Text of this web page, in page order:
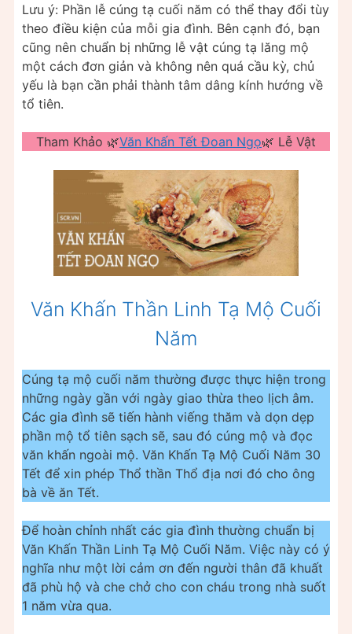
Lưu ý: Phần lễ cúng tạ cuối năm có thể thay đổi tùy
theo điều kiện của mỗi gia đình. Bên cạnh đó, bạn
cũng nên chuẩn bị những lễ vật cúng tạ lăng mộ
một cách đơn giản và không nên quá cầu kỳ, chủ
yếu là bạn cần phải thành tâm dâng kính hướng về
tổ tiên.
Tham Khảo 🌿Văn Khấn Tết Đoan Ngọ🌿 Lễ Vật
Văn Khấn Thần Linh Tạ Mộ Cuối
Năm
Cúng tạ mộ cuối năm thường được thực hiện trong
những ngày gần với ngày giao thừa theo lịch âm.
Các gia đình sẽ tiến hành viếng thăm và dọn dẹp
phần mộ tổ tiên sạch sẽ, sau đó cúng mộ và đọc
văn khấn ngoài mộ. Văn Khấn Tạ Mộ Cuối Năm 30
Tết để xin phép Thổ thần Thổ địa nơi đó cho ông
bà về ăn Tết.
Để hoàn chỉnh nhất các gia đình thường chuẩn bị
Văn Khấn Thần Linh Tạ Mộ Cuối Năm. Việc này có ý
nghĩa như một lời cảm ơn đến người thân đã khuất
đã phù hộ và che chở cho con cháu trong nhà suốt
1 năm vừa qua.